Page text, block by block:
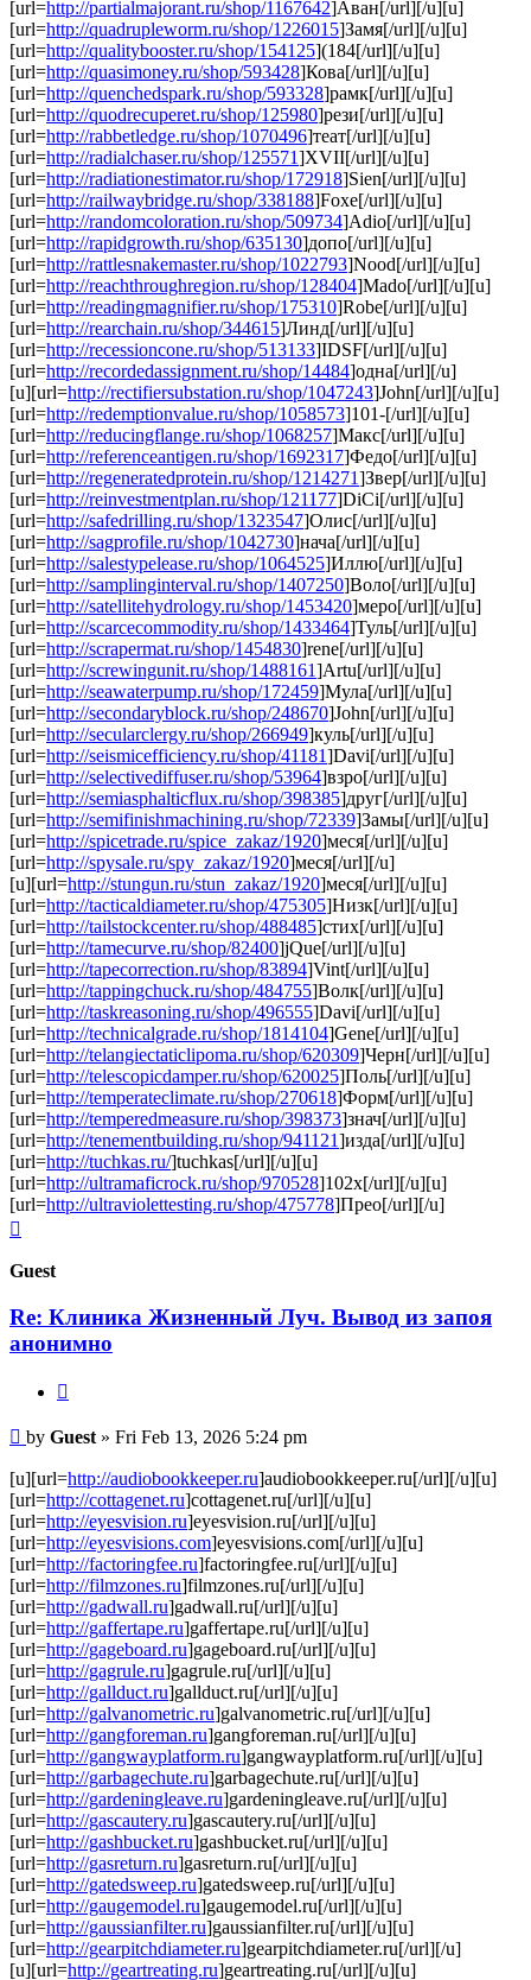
[url=http://partialmajorant.ru/shop/1167642]Аван[/url][/u][u]
[url=http://quadrupleworm.ru/shop/1226015]Замя[/url][/u][u]
[url=http://qualitybooster.ru/shop/154125](184[/url][/u][u]
[url=http://quasimoney.ru/shop/593428]Кова[/url][/u][u]
[url=http://quenchedspark.ru/shop/593328]рамк[/url][/u][u]
[url=http://quodrecuperet.ru/shop/125980]рези[/url][/u][u]
[url=http://rabbetledge.ru/shop/1070496]теат[/url][/u][u]
[url=http://radialchaser.ru/shop/125571]XVII[/url][/u][u]
[url=http://radiationestimator.ru/shop/172918]Sien[/url][/u][u]
[url=http://railwaybridge.ru/shop/338188]Foxe[/url][/u][u]
[url=http://randomcoloration.ru/shop/509734]Adio[/url][/u][u]
[url=http://rapidgrowth.ru/shop/635130]допо[/url][/u][u]
[url=http://rattlesnakemaster.ru/shop/1022793]Nood[/url][/u][u]
[url=http://reachthroughregion.ru/shop/128404]Mado[/url][/u][u]
[url=http://readingmagnifier.ru/shop/175310]Robe[/url][/u][u]
[url=http://rearchain.ru/shop/344615]Линд[/url][/u][u]
[url=http://recessioncone.ru/shop/513133]IDSF[/url][/u][u]
[url=http://recordedassignment.ru/shop/14484]одна[/url][/u]
[u][url=http://rectifiersubstation.ru/shop/1047243]John[/url][/u][u]
[url=http://redemptionvalue.ru/shop/1058573]101-[/url][/u][u]
[url=http://reducingflange.ru/shop/1068257]Макс[/url][/u][u]
[url=http://referenceantigen.ru/shop/1692317]Федо[/url][/u][u]
[url=http://regeneratedprotein.ru/shop/1214271]Звер[/url][/u][u]
[url=http://reinvestmentplan.ru/shop/121177]DiCi[/url][/u][u]
[url=http://safedrilling.ru/shop/1323547]Олис[/url][/u][u]
[url=http://sagprofile.ru/shop/1042730]нача[/url][/u][u]
[url=http://salestypelease.ru/shop/1064525]Иллю[/url][/u][u]
[url=http://samplinginterval.ru/shop/1407250]Воло[/url][/u][u]
[url=http://satellitehydrology.ru/shop/1453420]меро[/url][/u][u]
[url=http://scarcecommodity.ru/shop/1433464]Туль[/url][/u][u]
[url=http://scrapermat.ru/shop/1454830]rene[/url][/u][u]
[url=http://screwingunit.ru/shop/1488161]Artu[/url][/u][u]
[url=http://seawaterpump.ru/shop/172459]Мула[/url][/u][u]
[url=http://secondaryblock.ru/shop/248670]John[/url][/u][u]
[url=http://secularclergy.ru/shop/266949]куль[/url][/u][u]
[url=http://seismicefficiency.ru/shop/41181]Davi[/url][/u][u]
[url=http://selectivediffuser.ru/shop/53964]взро[/url][/u][u]
[url=http://semiasphalticflux.ru/shop/398385]друг[/url][/u][u]
[url=http://semifinishmachining.ru/shop/72339]Замы[/url][/u][u]
[url=http://spicetrade.ru/spice_zakaz/1920]меся[/url][/u][u]
[url=http://spysale.ru/spy_zakaz/1920]меся[/url][/u]
[u][url=http://stungun.ru/stun_zakaz/1920]меся[/url][/u][u]
[url=http://tacticaldiameter.ru/shop/475305]Низк[/url][/u][u]
[url=http://tailstockcenter.ru/shop/488485]стих[/url][/u][u]
[url=http://tamecurve.ru/shop/82400]jQue[/url][/u][u]
[url=http://tapecorrection.ru/shop/83894]Vint[/url][/u][u]
[url=http://tappingchuck.ru/shop/484755]Волк[/url][/u][u]
[url=http://taskreasoning.ru/shop/496555]Davi[/url][/u][u]
[url=http://technicalgrade.ru/shop/1814104]Gene[/url][/u][u]
[url=http://telangiectaticlipoma.ru/shop/620309]Черн[/url][/u][u]
[url=http://telescopicdamper.ru/shop/620025]Поль[/url][/u][u]
[url=http://temperateclimate.ru/shop/270618]Форм[/url][/u][u]
[url=http://temperedmeasure.ru/shop/398373]знач[/url][/u][u]
[url=http://tenementbuilding.ru/shop/941121]изда[/url][/u][u]
[url=http://tuchkas.ru/]tuchkas[/url][/u][u]
[url=http://ultramaficrock.ru/shop/970528]102x[/url][/u][u]
[url=http://ultraviolettesting.ru/shop/475778]Прео[/url][/u]
Guest
Re: Клиника Жизненный Луч. Вывод из запоя
анонимно
Post
by Guest » Fri Feb 13, 2026 5:24 pm
[u][url=http://audiobookkeeper.ru]audiobookkeeper.ru[/url][/u][u]
[url=http://cottagenet.ru]cottagenet.ru[/url][/u][u]
[url=http://eyesvision.ru]eyesvision.ru[/url][/u][u]
[url=http://eyesvisions.com]eyesvisions.com[/url][/u][u]
[url=http://factoringfee.ru]factoringfee.ru[/url][/u][u]
[url=http://filmzones.ru]filmzones.ru[/url][/u][u]
[url=http://gadwall.ru]gadwall.ru[/url][/u][u]
[url=http://gaffertape.ru]gaffertape.ru[/url][/u][u]
[url=http://gageboard.ru]gageboard.ru[/url][/u][u]
[url=http://gagrule.ru]gagrule.ru[/url][/u][u]
[url=http://gallduct.ru]gallduct.ru[/url][/u][u]
[url=http://galvanometric.ru]galvanometric.ru[/url][/u][u]
[url=http://gangforeman.ru]gangforeman.ru[/url][/u][u]
[url=http://gangwayplatform.ru]gangwayplatform.ru[/url][/u][u]
[url=http://garbagechute.ru]garbagechute.ru[/url][/u][u]
[url=http://gardeningleave.ru]gardeningleave.ru[/url][/u][u]
[url=http://gascautery.ru]gascautery.ru[/url][/u][u]
[url=http://gashbucket.ru]gashbucket.ru[/url][/u][u]
[url=http://gasreturn.ru]gasreturn.ru[/url][/u][u]
[url=http://gatedsweep.ru]gatedsweep.ru[/url][/u][u]
[url=http://gaugemodel.ru]gaugemodel.ru[/url][/u][u]
[url=http://gaussianfilter.ru]gaussianfilter.ru[/url][/u][u]
[url=http://gearpitchdiameter.ru]gearpitchdiameter.ru[/url][/u]
[u][url=http://geartreating.ru]geartreating.ru[/url][/u][u]